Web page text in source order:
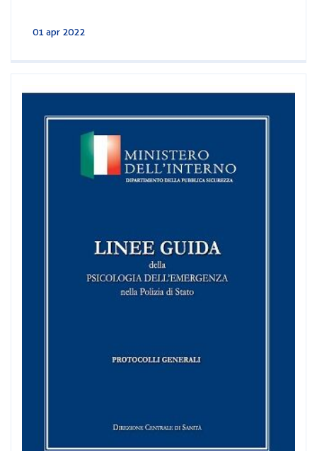
01 apr 2022